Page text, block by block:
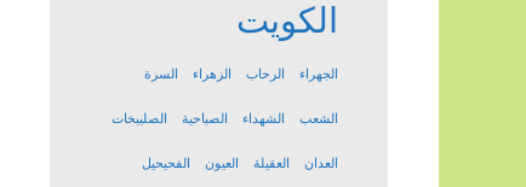
الكويت
الجهراء الرحاب الزهراء السرة
الشعب الشهداء الصباحية الصليبخات
العدان العقيلة العيون الفحيحيل